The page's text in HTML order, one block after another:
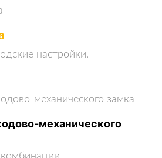
настройки.
механического